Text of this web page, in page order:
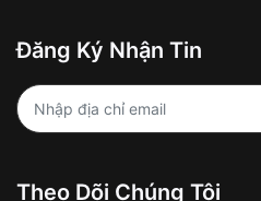
Từ khóa SEO:
Khách hàng được
Đăng Ký Nhận Tin
Theo Dõi Chúng Tôi